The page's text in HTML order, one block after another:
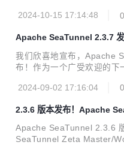
e SeaTunnel 2.3.8 版本中
seatunnel.apache.org/
thub.com/apache/
ob级别日志 此次更新中，
2024-10-15 17:14:48 0
Apache SeaTunnel 2.3.7
数据转换
我们欣喜地宣布，Apache
布！作为一个广受欢迎的下
和集成能力。此次版本更新
新特性，还对现有功能进行
的问题。本文将详细介绍
关键更新内容，并邀请更多
2024-09-02 17:16:04 0
2.3.6 版本发布！Apache
构！
Apache SeaTunnel 2.3.6
SeaTunnel Zeta Master/